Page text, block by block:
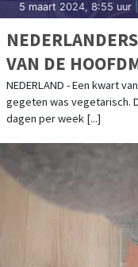
5 maart 2024, 8:55 uur
VAN DE
VEGETARISCH
NEDERLAND - Een kwart
gegeten was vegetarisch.
dagen per week [...]